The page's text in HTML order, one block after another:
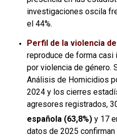
investigaciones oscila
el 44%.
Perfil de la violencia
reproduce de forma
por violencia de género.
Análisis de Homicidios
2024 y los cierres
agresores registrados,
española (63,8%) y 17
datos de 2025